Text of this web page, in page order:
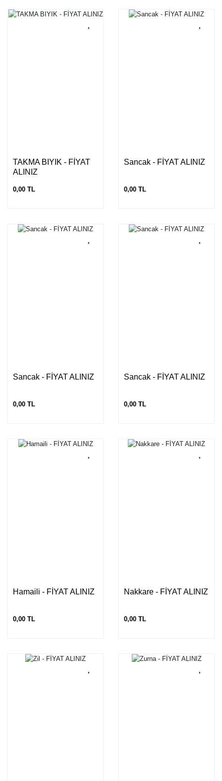
TAKMA BIYIK - FİYAT
ALINIZ
0,00 TL
Sancak - FİYAT ALINIZ
0,00 TL
Sancak - FİYAT ALINIZ
0,00 TL
Sancak - FİYAT ALINIZ
0,00 TL
Hamaili - FİYAT ALINIZ
0,00 TL
Nakkare - FİYAT ALINIZ
0,00 TL